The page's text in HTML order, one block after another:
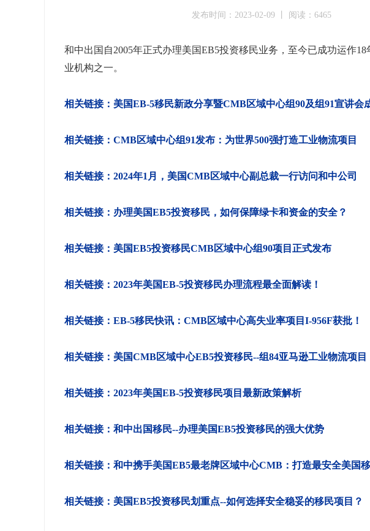
发布时间：2023-02-09 丨 阅读：6465
和中出国自2005年正式办理美国EB5投资移民业务，至今已成功运作
业机构之一。
相关链接：美国EB-5移民新政分享暨CMB区域中心组90及组91宣讲会
相关链接：CMB区域中心组91发布：为世界500强打造工业物流项目
相关链接：2024年1月，美国CMB区域中心副总裁一行访问和中公司
相关链接：办理美国EB5投资移民，如何保障绿卡和资金的安全？
相关链接：美国EB5投资移民CMB区域中心组90项目正式发布
相关链接：2023年美国EB-5投资移民办理流程最全面解读！
相关链接：EB-5移民快讯：CMB区域中心高失业率项目I-956F获批！
相关链接：美国CMB区域中心EB5投资移民--组84亚马逊工业物流项目
相关链接：2023年美国EB-5投资移民项目最新政策解析
相关链接：和中出国移民--办理美国EB5投资移民的强大优势
相关链接：和中携手美国EB5最老牌区域中心CMB：打造最安全美国
相关链接：美国EB5投资移民划重点--如何选择安全稳妥的移民项目？